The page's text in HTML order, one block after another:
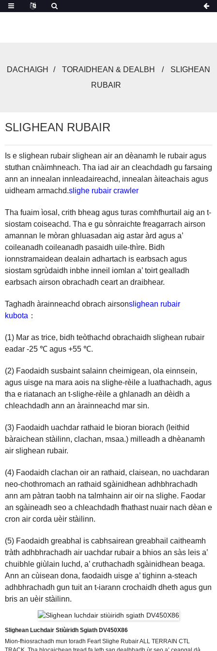
DACHAIGH TORAIDHEAN & DEALBH
SLIGHEAN
RUBAIR
SLIGHEAN RUBAIR
Is e slighean rubair slighean air an dèanamh le rubair agus
stuthan cnàimhneach. Tha iad air an cleachdadh gu farsaing
ann an innealan innleadaireachd, innealan àiteachais agus
uidheam armachd.slighe rubair crawler
Tha fuaim ìosal, crith bheag agus turas comhfhurtail aig an t-
siostam coiseachd. Tha e gu sònraichte freagarrach airson
amannan le mòran ghluasadan aig astar àrd agus a’
coileanadh coileanadh pasaidh uile-thìre. Bidh
ionnstramaidean dealain adhartach is earbsach agus
siostam sgrùdaidh inbhe inneil iomlan a’ toirt gealladh
earbsach airson obrachadh ceart an draibhear.
Taghadh àrainneachd obrach airsonslighean rubair
kubota ：
(1) Mar as trice, bidh teòthachd obrachaidh slighean rubair
eadar -25 ℃ agus +55 ℃.
(2) Faodaidh susbaint salainn cheimigean, ola einnsein,
agus uisge na mara aois na slighe-rèile a luathachadh, agus
tha e riatanach an t-slighe-rèile a ghlanadh an dèidh a
chleachdadh ann an àrainneachd mar sin.
(3) Faodaidh uachdar rathaid le bioran biorach (leithid
bàraichean stàilinn, clachan, msaa.) milleadh a dhèanamh
air slighean rubair.
(4) Faodaidh clachan oir an rathaid, claisean, no uachdaran
neo-chothromach an rathaid sgàinidhean adhbhrachadh
ann am pàtran taobh na talmhainn air oir na slighe. Faodar
an sgàineadh seo a chleachdadh fhathast nuair nach dèan e
cron air corda uèir stàilinn.
(5) Faodaidh greabhal is cabhsairean greabhail caitheamh
tràth adhbhrachadh air uachdar rubair a bhios an sàs leis a’
chuibhle giùlain luchd, a’ cruthachadh sgàinidhean beaga.
Ann an cùisean dona, faodaidh uisge a’ tighinn a-steach
adhbhrachadh gun tuit an t-iarann ​​​​​​crochaidh dheth agus gun
bris an uèir stàilinn.
Slighean Luchdair Stiùiridh Sgiath DV450X86
Mion-fhiosrachadh mun toradh Feart Slighe Rubair ALL TERRAIN CTL